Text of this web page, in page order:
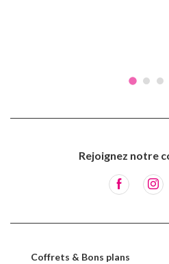
Rejoignez notre
Coffrets & Bons plans